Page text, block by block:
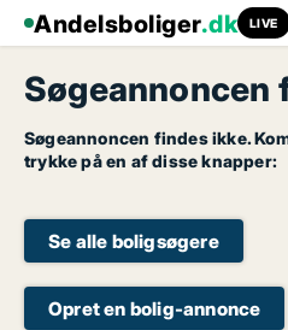
Andelsboliger.dk LIVE
Søgeannoncen
Søgeannoncen findes ikke.
trykke på en af disse knapper:
Se alle boligsøgere
Opret en bolig-annonce